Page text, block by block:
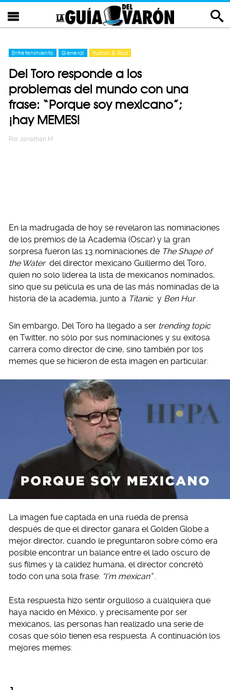
Entretenimiento General Humor & Risa
Del Toro responde a los
problemas del mundo con una
frase: “Porque soy mexicano”;
¡hay MEMES!
Por Jonathan M
En la madrugada de hoy se revelaron las nominaciones
de los premios de la Academia (Oscar) y la gran
sorpresa fueron las 13 nominaciones de The Shape of
the Water del director mexicano Guillermo del Toro,
quien no solo liderea la lista de mexicanos nominados,
sino que su película es una de las más nominadas de la
historia de la academia, junto a Titanic y Ben Hur .
Sin embargo, Del Toro ha llegado a ser trending topic
en Twitter, no sólo por sus nominaciones y su exitosa
carrera como director de cine, sino también por los
memes que se hicieron de esta imagen en particular:
La imagen fue captada en una rueda de prensa
después de que el director ganara el Golden Globe a
mejor director, cuando le preguntaron sobre cómo era
posible encontrar un balance entre el lado oscuro de
sus filmes y la calidez humana, el director concretó
todo con una sola frase: “I’m mexican”
Esta respuesta hizo sentir orgulloso a cualquiera que
haya nacido en México, y precisamente por ser
mexicanos, las personas han realizado una serie de
cosas que sólo tienen esa respuesta. A continuación los
mejores memes: